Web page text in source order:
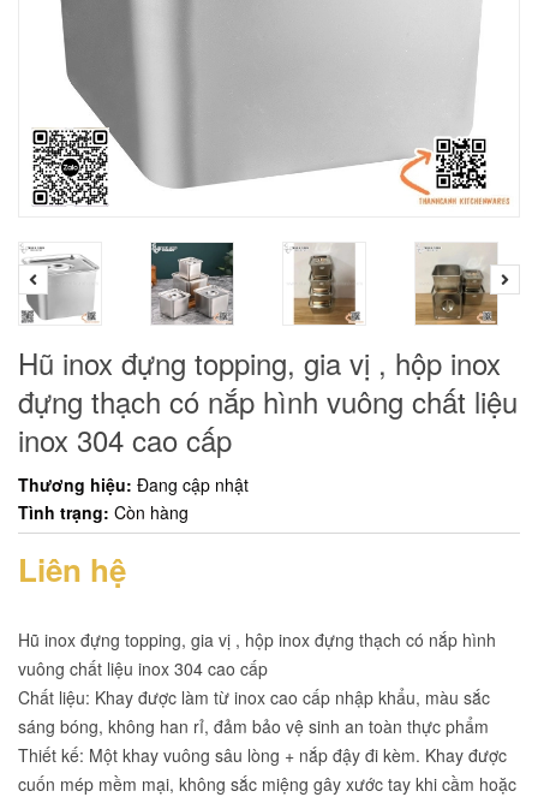
Hũ inox đựng topping, gia vị , hộp inox
đựng thạch có nắp hình vuông chất liệu
inox 304 cao cấp
Thương hiệu: Đang cập nhật
Tình trạng: Còn hàng
Liên hệ
Hũ inox đựng topping, gia vị , hộp inox đựng thạch có nắp hình
vuông chất liệu inox 304 cao cấp
Chất liệu: Khay được làm từ inox cao cấp nhập khẩu, màu sắc
sáng bóng, không han rỉ, đảm bảo vệ sinh an toàn thực phẩm
Thiết kế: Một khay vuông sâu lòng + nắp đậy đi kèm. Khay được
cuốn mép mềm mại, không sắc miệng gây xước tay khi cầm hoặc